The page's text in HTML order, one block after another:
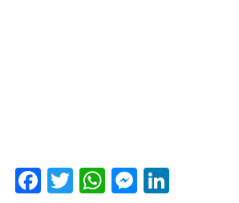
Facebook
Twitter
WhatsApp
Messenger